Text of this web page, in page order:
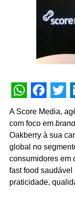
GTM, eventos,
inconsistências e
detalha o CEO.
aumentar tráfego
do aplicativo e
A Score Media,
com foco em
Oakberry à sua
global no
consumidores em
fast food
praticidade,